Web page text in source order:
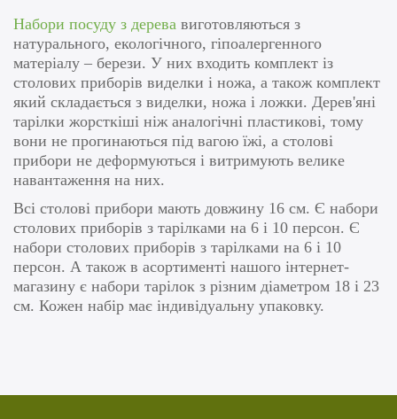
Набори посуду з дерева виготовляються з
натурального, екологічного, гіпоалергенного
матеріалу – берези. У них входить комплект із
столових приборів виделки і ножа, а також комплект
який складається з виделки, ножа і ложки. Дерев'яні
тарілки жорсткіші ніж аналогічні пластикові, тому
вони не прогинаються під вагою їжі, а столові
прибори не деформуються і витримують велике
навантаження на них.
Всі столові прибори мають довжину 16 см. Є набори
столових приборів з тарілками на 6 і 10 персон. Є
набори столових приборів з тарілками на 6 і 10
персон. А також в асортименті нашого інтернет-
магазину є набори тарілок з різним діаметром 18 і 23
см. Кожен набір має індивідуальну упаковку.